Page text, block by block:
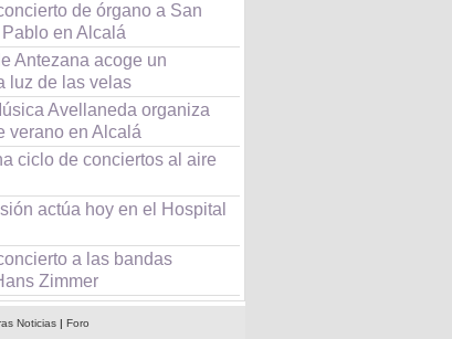
de órgano a San
en Alcalá
Antezana acoge un
luz de las velas
Avellaneda organiza
verano en Alcalá
ciclo de conciertos al aire
actúa hoy en el Hospital
a las bandas
Zimmer
Noticias| Foro